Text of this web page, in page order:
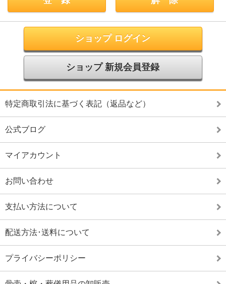
ショップ ログイン
ショップ 新規会員登録
特定商取引法に基づく表記（返品など）
公式ブログ
マイアカウント
お問い合わせ
支払い方法について
配送方法･送料について
プライバシーポリシー